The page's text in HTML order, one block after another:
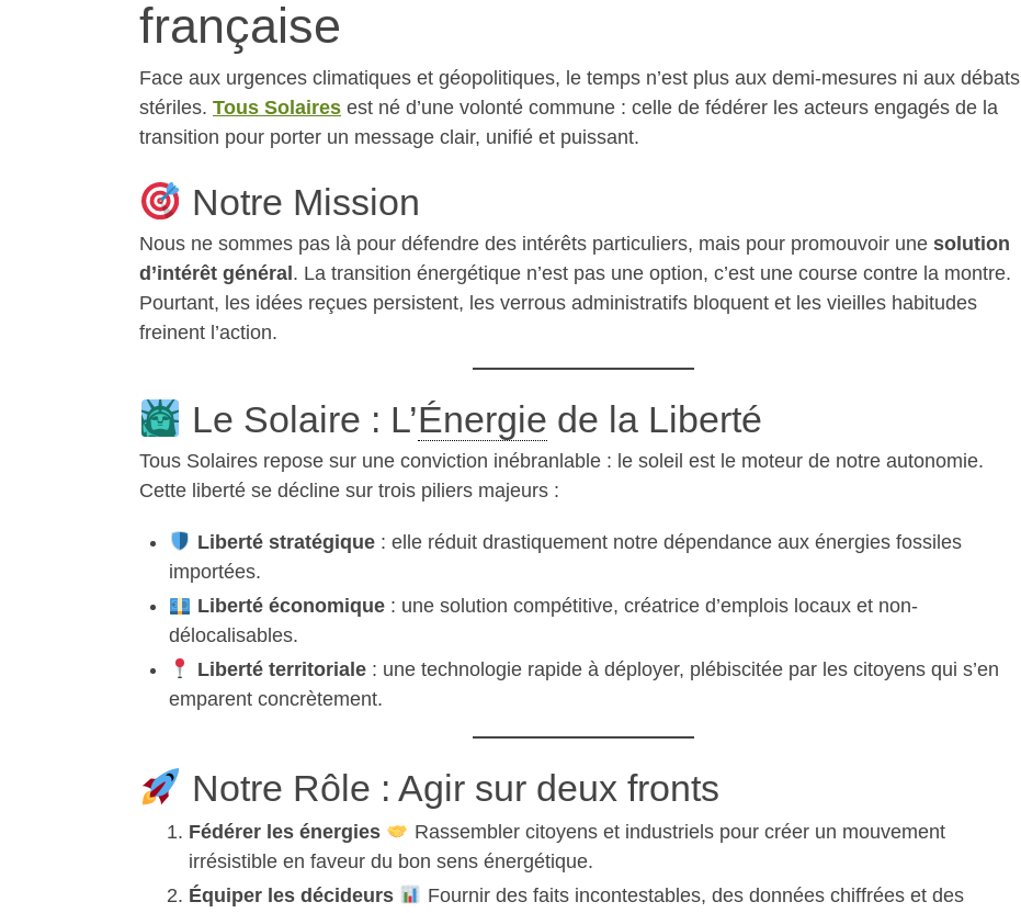
française
Face aux urgences climatiques et géopolitiques, le temps n’est plus aux demi-mesures ni aux débats
stériles. Tous Solaires est né d’une volonté commune : celle de fédérer les acteurs engagés de la
transition pour porter un message clair, unifié et puissant.
Notre Mission
Nous ne sommes pas là pour défendre des intérêts particuliers, mais pour promouvoir une solution
d’intérêt général . La transition énergétique n’est pas une option, c’est une course contre la montre.
Pourtant, les idées reçues persistent, les verrous administratifs bloquent et les vieilles habitudes
freinent l’action.
Le Solaire : L’Énergie de la Liberté
Tous Solaires repose sur une conviction inébranlable : le soleil est le moteur de notre autonomie.
Cette liberté se décline sur trois piliers majeurs :
Liberté stratégique: elle réduit drastiquement notre dépendance aux énergies fossiles
importées.
Liberté économique: une solution compétitive, créatrice d’emplois locaux et non-
délocalisables.
Liberté territoriale: une technologie rapide à déployer, plébiscitée par les citoyens qui s’en
emparent concrètement.
Notre Rôle : Agir sur deux fronts
Fédérer les énergies
Rassembler citoyens et industriels pour créer un mouvement
irrésistible en faveur du bon sens énergétique.
Équiper les décideurs
Fournir des faits incontestables, des données chiffrées et des